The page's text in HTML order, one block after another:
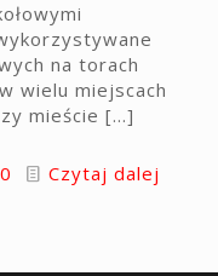
na torach
wielu miejscach
mieście […]
0 Czytaj dalej